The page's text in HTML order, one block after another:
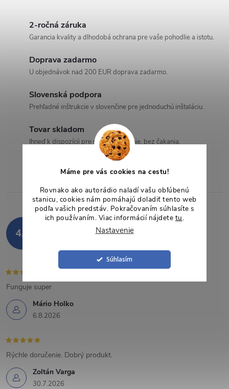
Máme pre vás cookies na cestu!
Rovnako ako autorádio naladí vašu obľúbenú
stanicu, cookies nám pomáhajú doladiť tento web
podľa vašich predstáv. Pokračovaním súhlasíte s
ich používaním. Viac informácií nájdete tu.
Nastavenie
Súhlasím
v
k
y
v
ý
p
i
s
2-ročná záruka
Garancia kvality a dlhodobá ochrana pre vaše pohodlie a istotu.
Doprava zadarmo
U objednávok nad 200 EUR doprava zadarmo.
Slovenská podpora
Prehľadné inštrukcie v slovenčine pre jednoduchú inštaláciu.
Tovar skladom
Ihneď k dispozícii pre rýchle odoslanie, bez čakania.
4,9 Hodnotenie zákazníkov
Zobraziť recenzie
Mário Holko
6.8.2026
Funguje super
Zoltán Varga
30.7.2026
Rýchle doručenie. Dobrý produkt.